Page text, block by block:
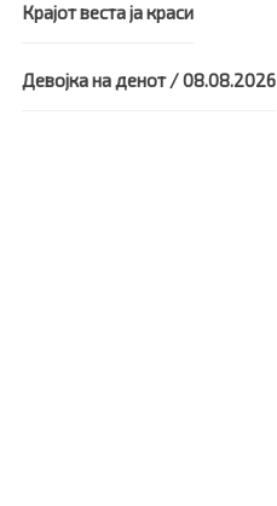
Крајот веста ја краси
Девојка на денот / 08.08.2026